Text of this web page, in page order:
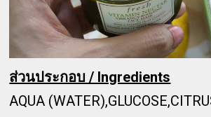
ส่วนประกอบ / Ingredients
AQUA